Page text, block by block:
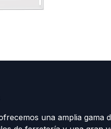
una amplia gama